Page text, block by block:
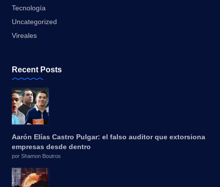
Tecnología
Uncategorized
Vireales
Recent Posts
Aarón Elías Castro Pulgar: el falso auditor que extorsiona
empresas desde dentro
por Shamon Boutros